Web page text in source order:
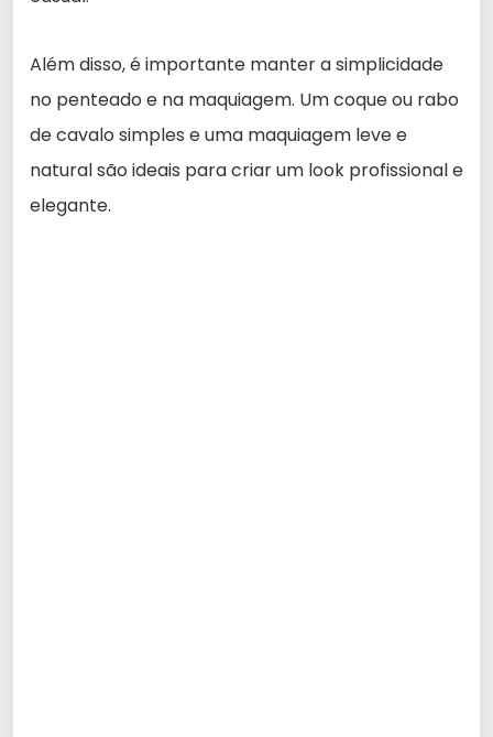
Além disso, é importante manter a simplicidade
no penteado e na maquiagem. Um coque ou rabo
de cavalo simples e uma maquiagem leve e
natural são ideais para criar um look profissional e
elegante.